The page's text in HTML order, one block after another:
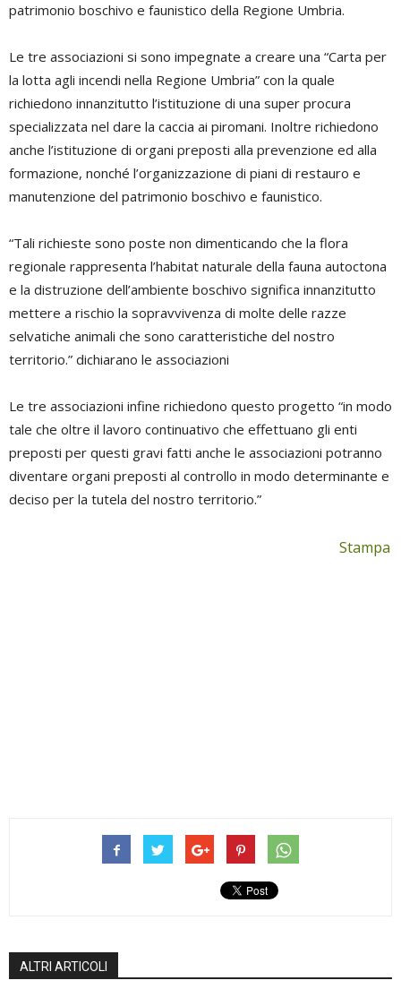
patrimonio boschivo e faunistico della Regione Umbria.
Le tre associazioni si sono impegnate a creare una “Carta per
la lotta agli incendi nella Regione Umbria” con la quale
richiedono innanzitutto l’istituzione di una super procura
specializzata nel dare la caccia ai piromani. Inoltre richiedono
anche l’istituzione di organi preposti alla prevenzione ed alla
formazione, nonché l’organizzazione di piani di restauro e
manutenzione del patrimonio boschivo e faunistico.
“Tali richieste sono poste non dimenticando che la flora
regionale rappresenta l’habitat naturale della fauna autoctona
e la distruzione dell’ambiente boschivo significa innanzitutto
mettere a rischio la sopravvivenza di molte delle razze
selvatiche animali che sono caratteristiche del nostro
territorio.” dichiarano le associazioni
Le tre associazioni infine richiedono questo progetto “in modo
tale che oltre il lavoro continuativo che effettuano gli enti
preposti per questi gravi fatti anche le associazioni potranno
diventare organi preposti al controllo in modo determinante e
deciso per la tutela del nostro territorio.”
Stampa
ALTRI ARTICOLI